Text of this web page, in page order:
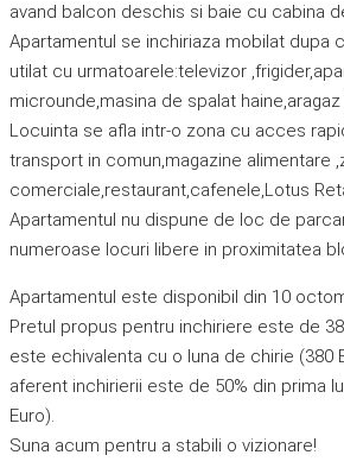
avand balcon deschis si baie cu cabina
Apartamentul se inchiriaza mobilat dupa
utilat cu urmatoarele:televizor
microunde,masina de spalat haine,aragaz
Locuinta se afla intr-o zona cu acces
transport in comun,magazine alimentare
comerciale,restaurant,cafenele,Lotus
Apartamentul nu dispune de loc de
numeroase locuri libere in proximitatea
Apartamentul este disponibil din 10
Pretul propus pentru inchiriere este de
este echivalenta cu o luna de chirie (380
aferent inchirierii este de 50% din prima
Euro).
Suna acum pentru a stabili o vizionare!